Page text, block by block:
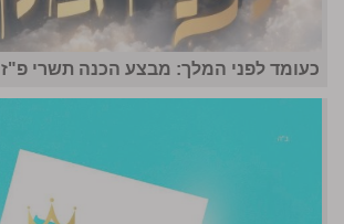
כעומד לפני המלך: מבצע הכנה תשרי פ"ז